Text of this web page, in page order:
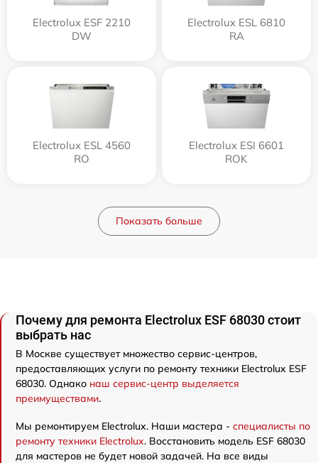
Electrolux ESF 2210
DW
Electrolux ESL 6810
RA
Electrolux ESL 4560
RO
Electrolux ESI 6601
ROK
Показать больше
Почему для ремонта Electrolux ESF 68030 стоит
выбрать нас
В Москве существует множество сервис-центров,
предоставляющих услуги по ремонту техники Electrolux ESF
68030. Однако наш сервис-центр выделяется
преимуществами.
Мы ремонтируем Electrolux. Наши мастера - специалисты по
ремонту техники Electrolux. Восстановить модель ESF 68030
для мастеров не будет новой задачей. На все виды